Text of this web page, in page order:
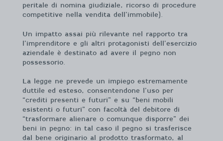
peritale di nomina giudiziale, ricorso di procedure
competitive nella vendita dell’immobile).
Un impatto assai più rilevante nel rapporto tra
l’imprenditore e gli altri protagonisti dell’esercizio
aziendale è destinato ad avere il pegno non
possessorio.
La legge ne prevede un impiego estremamente
duttile ed esteso, consentendone l’uso per
“crediti presenti e futuri” e su “beni mobili
esistenti o futuri” con facoltà del debitore di
“trasformare alienare o comunque disporre” dei
beni in pegno: in tal caso il pegno si trasferisce
dal bene originario al prodotto trasformato, al